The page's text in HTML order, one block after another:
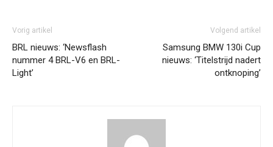
Vorig artikel
BRL nieuws: ‘Newsflash
nummer 4 BRL-V6 en BRL-
Light’
Volgend artikel
Samsung BMW 130i Cup
nieuws: ‘Titelstrijd nadert
ontknoping’